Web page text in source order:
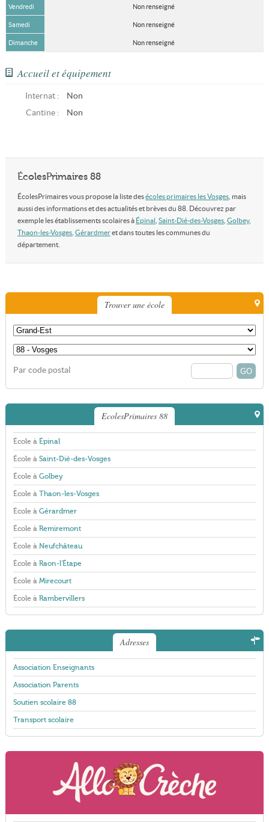
Vendredi Non renseigné
Samedi Non renseigné
Dimanche Non renseigné
Accueil et équipement
Internat :
Non
Cantine :
Non
ÉcolesPrimaires 88
ÉcolesPrimaires vous propose la liste desécoles primaires les Vosges, mais
aussi des informations et des actualités et brèves du 88. Découvrez par
exemple les établissements scolaires à Épinal Saint-Dié-des-Vosges, Golbey,
Thaon-les-Vosges, Gérardmeret dans toutes les communes du
département.
Trouver une école
Par code postal
EcolesPrimaires 88
École à Épinal
École à Saint-Dié-des-Vosges
École à Golbey
École à Thaon-les-Vosges
École à Gérardmer
École à Remiremont
École à Neufchâteau
École à Raon-l'Étape
École à Mirecourt
École à Rambervillers
Adresses
Association Enseignants
Association Parents
Soutien scolaire 88
Transport scolaire